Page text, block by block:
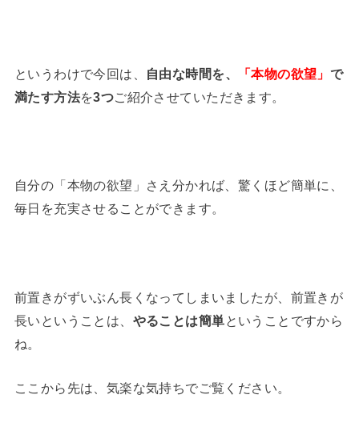
というわけで今回は、 自由な時間を、 「本物の欲望」 で
満たす方法を3つ ご紹介させていただきます。
自分の「本物の欲望」さえ分かれば、驚くほど簡単に、
毎日を充実させることができます。
前置きがずいぶん長くなってしまいましたが、前置きが
長いということは、 やることは簡単ということですから
ね。
ここから先は、気楽な気持ちでご覧ください。